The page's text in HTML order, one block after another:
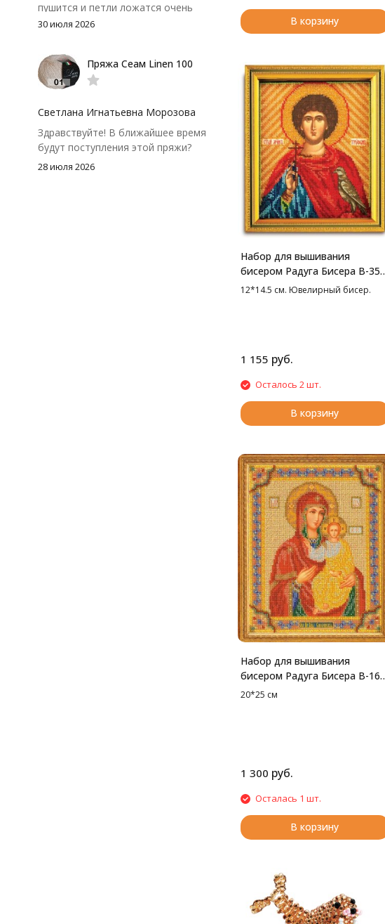
В корзину
Набор для вышивания
бисером Радуга Бисера В-352
Св. Трифон, 12*14.5 см
12*14.5 см. Ювелирный бисер.
1 155 руб.
Осталось 2 шт.
В корзину
Набор для вышивания
бисером Радуга Бисера В-163
Смоленская богородица,
20*25 см
1 300 руб.
Осталась 1 шт.
В корзину
пушится и петли ложатся очень
аккуратно. После стирки полотно
потеряло, цвет тоже не стал
тусклее. Единственный нюанс -
моточки маленькие, расход лучше
чуть-чуть не хватило))
30 июля 2026
Пряжа Сеам Linen 100
Светлана Игнатьевна Морозова
Здравствуйте! В ближайшее время
будут поступления этой пряжи?
28 июля 2026